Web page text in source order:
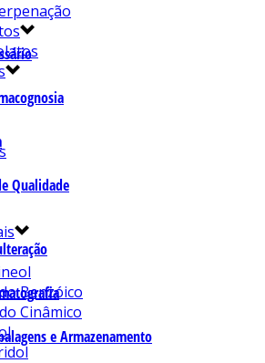
Qualidade
e Armazenamento
Benzóico
Cinâmico